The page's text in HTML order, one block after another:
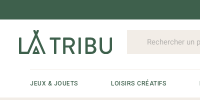
JEUX & JOUETS LOISIRS CRÉATIFS